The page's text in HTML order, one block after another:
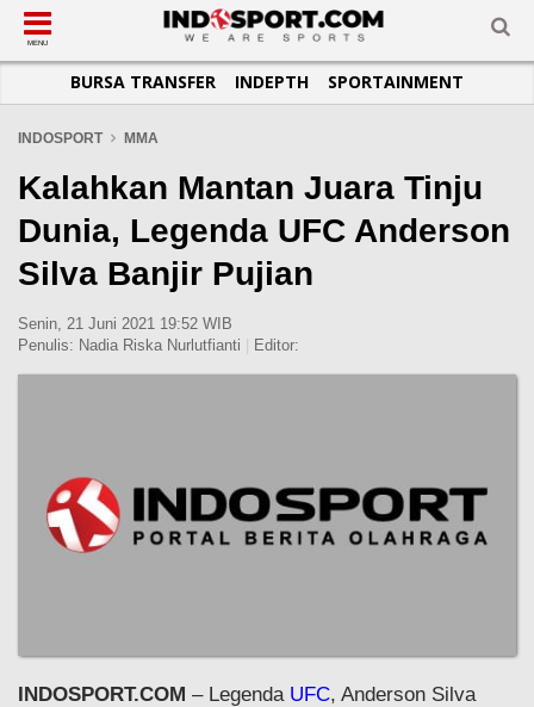
SUB-MENU
SEPAKBOLA
LIGA INGGRIS
LIGA ITALIA
LIGA SPANYOL
LIGA CHAMPIONS
SUB-MENU
SPORTAINMENT
SUB-MENU
OTOMOTIF
OTOMANIA
SUB-MENU
BASKET
FUTSAL
OLIMPIK
E-SPORT
SUB-MENU
JADWAL
SUB-MENU
TOPIK HARI INI
INFOGRAFIS
GALERI FOTO
TEMPAT OLAHRAGA
PASUKAN SEHAT
MENU
BURSA TRANSFER INDEPTH SPORTAINMENT
INDOSPORT MMA
Kalahkan Mantan Juara Tinju
Dunia, Legenda UFC Anderson
Silva Banjir Pujian
Senin, 21 Juni 2021 19:52 WIB
Penulis: Nadia Riska Nurlutfianti Editor:
INDOSPORT.COM – Legenda UFC, Anderson Silva